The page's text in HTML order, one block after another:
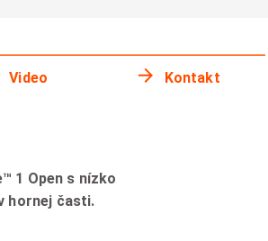
Video Kontakt
1 Open s nízko
hornej časti.